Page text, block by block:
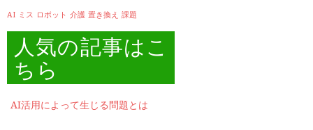
AI ミス ロボット 介護 置き換え 課題
人気の記事はこ
ちら
AI活用によって生じる問題とは